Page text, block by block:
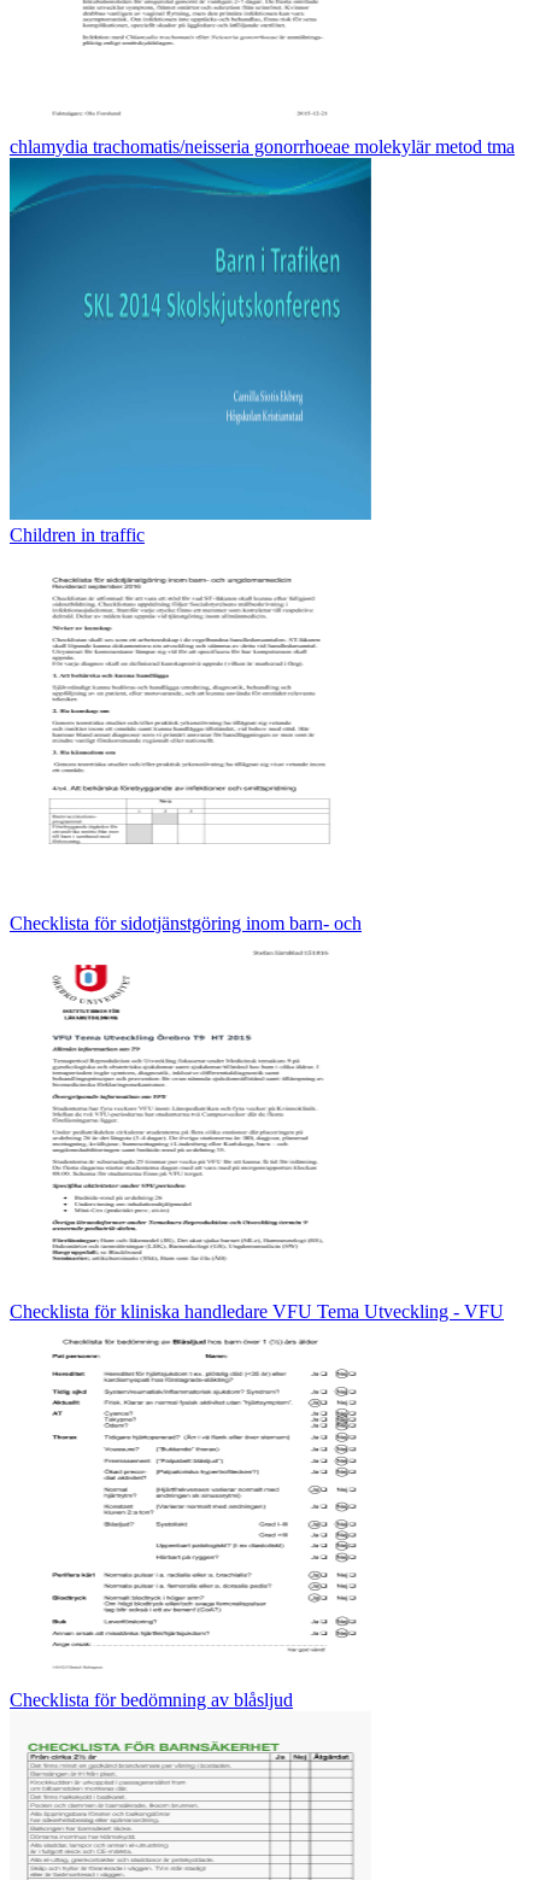
chlamydia trachomatis/neisseria gonorrhoeae molekylär metod tma
Children in traffic
Checklista för sidotjänstgöring inom barn- och
Checklista för kliniska handledare VFU Tema Utveckling - VFU
Checklista för bedömning av blåsljud